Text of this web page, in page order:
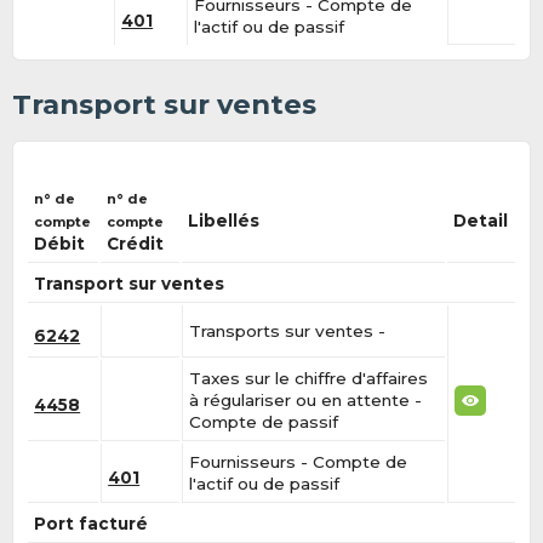
401
Fournisseurs - Compte de
l'actif ou de passif
Transport sur ventes
n° de
compte
Débit
n° de
compte
Crédit
Libellés Detail
Transport sur ventes
6242 Transports sur ventes -
4458
Taxes sur le chiffre d'affaires
à régulariser ou en attente -
Compte de passif
401
Fournisseurs - Compte de
l'actif ou de passif
Port facturé